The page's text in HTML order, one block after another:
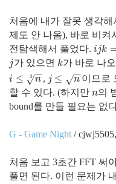
처음에 내가 잘못 생각해
제도 안 나옴), 바로 비켜
전탐색해서 풀었다. ijk
ijk= V
j
j 가 있으면 k
k가 바로 나
i ≤ n
−
−
√
3
i≤n3 , j ≤ n
−
−
√
j≤n 이므로
할 수 있다. (하지만 n
n의
bound를 만들 필요는 없
G - Game Night /
처음 보고 3초간 FFT 써
풀면 된다. 이런 문제가